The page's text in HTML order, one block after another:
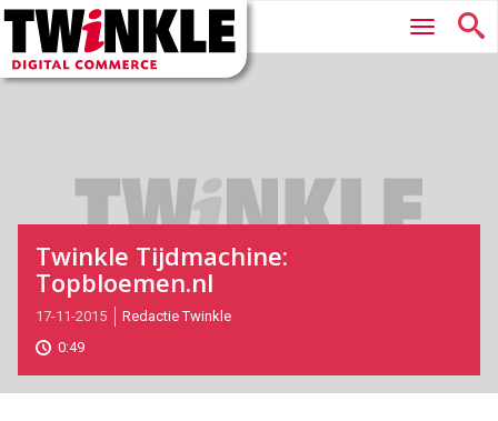
Twinkle
Digital
Commerce
Hoofdmenu
Twinkle Tijdmachine:
Topbloemen.nl
2015-
11-
17T11:27:00
2017-
17-11-2015
Redactie Twinkle
0:49